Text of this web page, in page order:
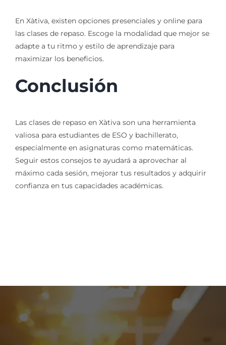
En Xàtiva, existen opciones presenciales y online para
las clases de repaso. Escoge la modalidad que mejor se
adapte a tu ritmo y estilo de aprendizaje para
maximizar los beneficios.
Conclusión
Las clases de repaso en Xàtiva son una herramienta
valiosa para estudiantes de ESO y bachillerato,
especialmente en asignaturas como matemáticas.
Seguir estos consejos te ayudará a aprovechar al
máximo cada sesión, mejorar tus resultados y adquirir
confianza en tus capacidades académicas.